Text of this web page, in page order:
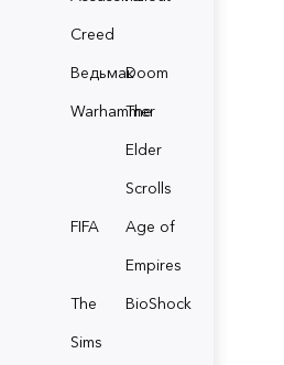
Creed
ВедьмакDoom
Warhammer
The
Elder
Scrolls
FIFA
Age of
Empires
The
Sims
BioShock